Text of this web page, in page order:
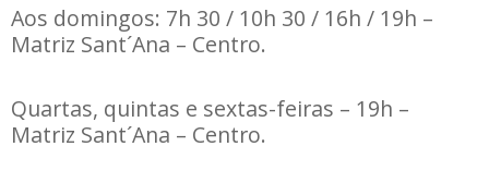
Aos domingos: 7h 30 / 10h 30 / 16h / 19h –
Matriz Sant´Ana – Centro.
Quartas, quintas e sextas-feiras – 19h –
Matriz Sant´Ana – Centro.